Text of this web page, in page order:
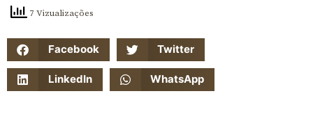
7 Vizualizações
Facebook Twitter
LinkedIn WhatsApp